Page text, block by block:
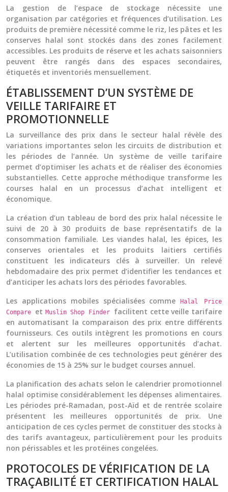
La gestion de l’espace de stockage nécessite une
organisation par catégories et fréquences d’utilisation. Les
produits de première nécessité comme le riz, les pâtes et les
conserves halal sont stockés dans des zones facilement
accessibles. Les produits de réserve et les achats saisonniers
peuvent être rangés dans des espaces secondaires,
étiquetés et inventoriés mensuellement.
ÉTABLISSEMENT D’UN SYSTÈME DE
VEILLE TARIFAIRE ET
PROMOTIONNELLE
La surveillance des prix dans le secteur halal révèle des
variations importantes selon les circuits de distribution et
les périodes de l’année. Un système de veille tarifaire
permet d’optimiser les achats et de réaliser des économies
substantielles. Cette approche méthodique transforme les
courses halal en un processus d’achat intelligent et
économique.
La création d’un tableau de bord des prix halal nécessite le
suivi de 20 à 30 produits de base représentatifs de la
consommation familiale. Les viandes halal, les épices, les
conserves orientales et les produits laitiers certifiés
constituent les indicateurs clés à surveiller. Un relevé
hebdomadaire des prix permet d’identifier les tendances et
d’anticiper les achats lors des périodes favorables.
Les applications mobiles spécialisées commeHalal Price
Compare et Muslim Shop Finder facilitent cette veille tarifaire
en automatisant la comparaison des prix entre différents
fournisseurs. Ces outils intègrent les promotions en cours
et alertent sur les meilleures opportunités d’achat.
L’utilisation combinée de ces technologies peut générer des
économies de 15 à 25% sur le budget courses annuel.
La planification des achats selon le calendrier promotionnel
halal optimise considérablement les dépenses alimentaires.
Les périodes pré-Ramadan, post-Aïd et de rentrée scolaire
présentent les meilleures opportunités de prix. Une
anticipation de ces cycles permet de constituer des stocks à
des tarifs avantageux, particulièrement pour les produits
non périssables et les protéines congelées.
PROTOCOLES DE VÉRIFICATION DE LA
TRAÇABILITÉ ET CERTIFICATION HALAL